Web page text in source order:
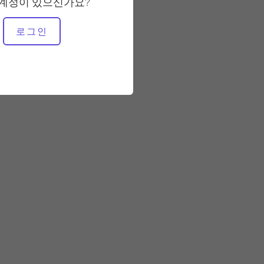
로그인
필요한 장비
개혁자